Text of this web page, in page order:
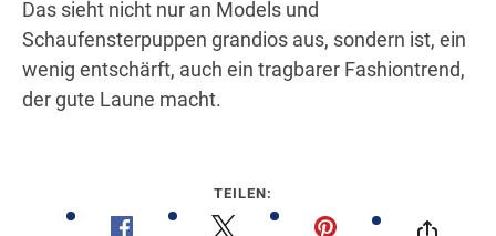
Das sieht nicht nur an Models und
Schaufensterpuppen grandios aus, sondern ist, ein
wenig entschärft, auch ein tragbarer Fashiontrend,
der gute Laune macht.
TEILEN: